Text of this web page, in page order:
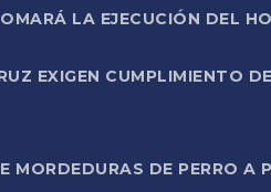
LA EJECUCIÓN DEL
EXIGEN CUMPLIMIENTO
MORDEDURAS DE PERRO A